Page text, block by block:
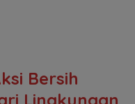
Bersih
Lingkungan